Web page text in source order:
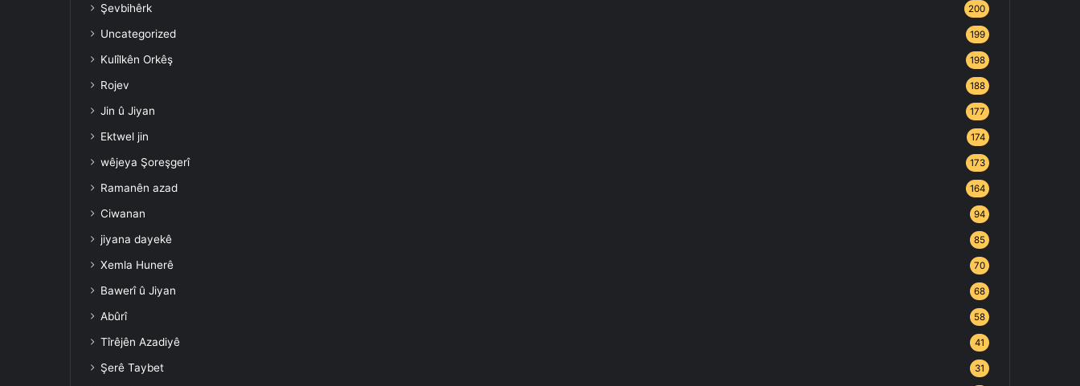
Şevbihêrk 200
Uncategorized 199
Kulîlkên Orkêş 198
Rojev 188
Jin û Jiyan 177
Ektwel jin 174
wêjeya Şoreşgerî 173
Ramanên azad 164
Ciwanan 94
jiyana dayekê 85
Xemla Hunerê 70
Bawerî û Jiyan 68
Abûrî 58
Tîrêjên Azadiyê 41
Şerê Taybet 31